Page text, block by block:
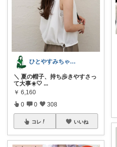
ひとやすみちゃん＊シンプルひとり暮らし
＼ 夏の帽子、持ち歩きやすさっ
て大事☀️🤍 ...
￥ 6,160
0 0 308
コレ いいね